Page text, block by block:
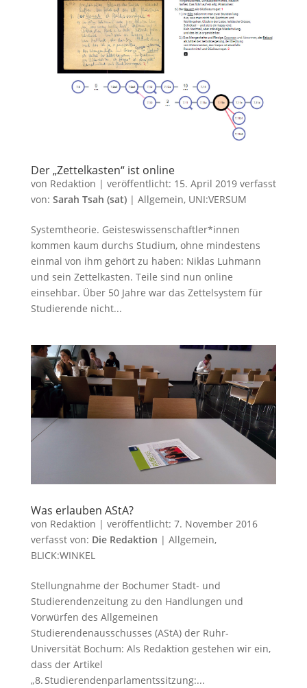
Der „Zettelkasten“ ist online
von Redaktion | veröffentlicht: 15. April 2019verfasst
von: Sarah Tsah (sat)| Allgemein, UNI:VERSUM
Systemtheorie. Geisteswissenschaftler*innen
kommen kaum durchs Studium, ohne mindestens
einmal von ihm gehört zu haben: Niklas Luhmann
und sein Zettelkasten. Teile sind nun online
einsehbar. Über 50 Jahre war das Zettelsystem für
Studierende nicht...
Was erlauben AStA?
von Redaktion | veröffentlicht: 7. November 2016
verfasst von: Die Redaktion | Allgemein,
BLICK:WINKEL
Stellungnahme der Bochumer Stadt- und
Studierendenzeitung zu den Handlungen und
Vorwürfen des Allgemeinen
Studierendenausschusses (AStA) der Ruhr-
Universität Bochum: Als Redaktion gestehen wir ein,
dass der Artikel
„8. Studierendenparlamentssitzung:...